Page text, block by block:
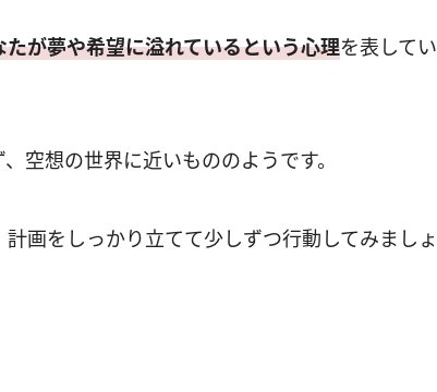
たが夢や希望に溢れているという心理を表してい
空想の世界に近いもののようです。
画をしっかり立てて少しずつ行動してみましょ